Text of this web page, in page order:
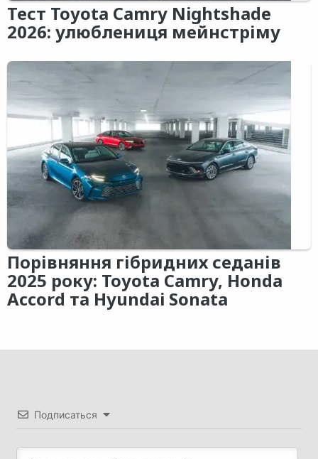
Тест Toyota Camry Nightshade
2026: улюблениця мейнстріму
Порівняння гібридних седанів
2025 року: Toyota Camry, Honda
Accord та Hyundai Sonata
Подписаться